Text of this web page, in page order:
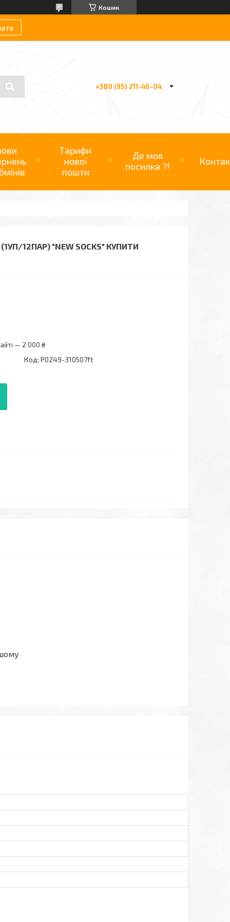
Кошик
+380 (95) 211-46-04
Тарифи
нової
пошти
Де моя
посилка ?!
12ПАР) "NEW SOCKS" КУПИТИ
— 2 000 ₴
Код: P0249-310507ft